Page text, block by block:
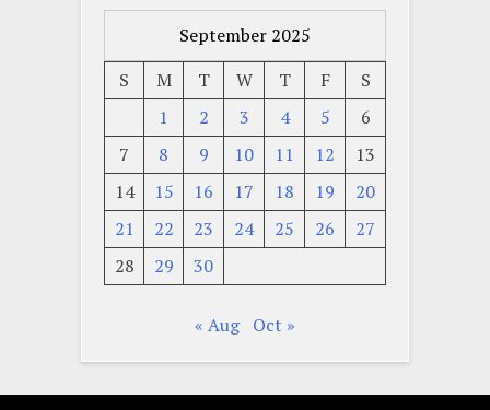
September 2025
S
M T W T F
S
1
2 3 4 5
6
7
8 9 10 11 12
13
14
15 16 17 18 19
20
21
22 23 24 25 26
27
28
29 30
« Aug Oct »